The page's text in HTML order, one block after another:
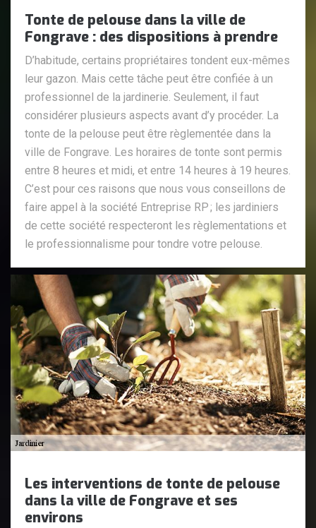
Tonte de pelouse dans la ville de
Fongrave : des dispositions à prendre
D’habitude, certains propriétaires tondent eux-mêmes
leur gazon. Mais cette tâche peut être confiée à un
professionnel de la jardinerie. Seulement, il faut
considérer plusieurs aspects avant d’y procéder. La
tonte de la pelouse peut être règlementée dans la
ville de Fongrave. Les horaires de tonte sont permis
entre 8 heures et midi, et entre 14 heures à 19 heures.
C’est pour ces raisons que nous vous conseillons de
faire appel à la société Entreprise RP ; les jardiniers
de cette société respecteront les règlementations et
le professionnalisme pour tondre votre pelouse.
Les interventions de tonte de pelouse
dans la ville de Fongrave et ses
environs